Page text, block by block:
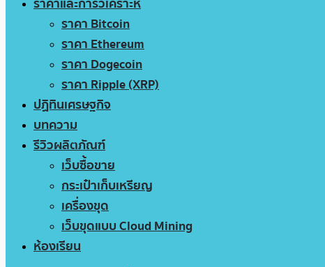
ราคา Bitcoin
ราคา Ethereum
ราคา Dogecoin
ราคา Ripple (XRP)
ปฏิทินเศรษฐกิจ
บทความ
รีวิวผลิตภัณฑ์
เว็บซื้อขาย
กระเป๋าเก็บเหรียญ
เครื่องขุด
เว็บขุดแบบ Cloud Mining
ห้องเรียน